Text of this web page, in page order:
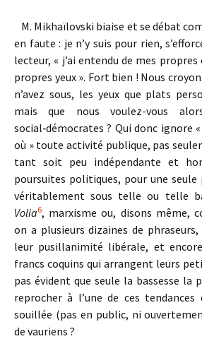
M. Mikhaïlovski biaise et se débat
en faute : je n’y suis pour rien,
lecteur, « j’ai entendu de mes
propres yeux ». Fort bien ! Nous
n’avez sous, les yeux que plats
mais que nous voulez-vous
social‑démocrates ? Qui donc ignore
où » toute activité publique, pas
tant soit peu indépendante et
poursuites politiques, pour une
véritablement sous telle ou telle
Volia6, marxisme ou, disons même,
on a plusieurs dizaines de
leur pusillanimité libérale, et
francs coquins qui arrangent leurs
pas évident que seule la bassesse la
reprocher à l’une de ces
souillée (pas en public, ni
de vauriens ?